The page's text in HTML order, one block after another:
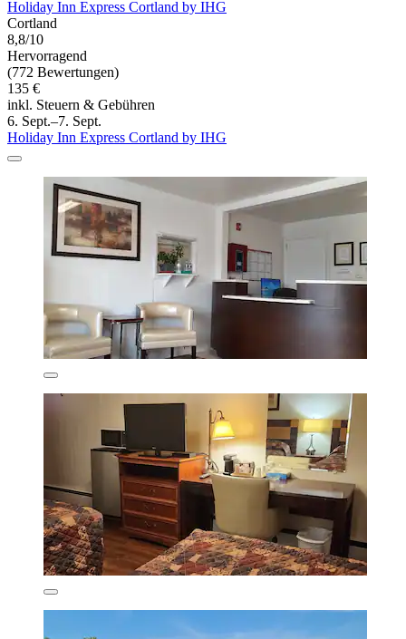
Holiday Inn Express Cortland by IHG
Cortland
8,8/10
Hervorragend
(772 Bewertungen)
135 €
inkl. Steuern & Gebühren
6. Sept.–7. Sept.
Holiday Inn Express Cortland by IHG